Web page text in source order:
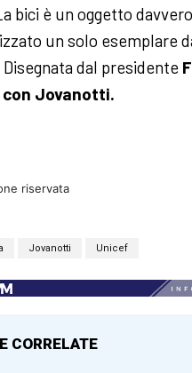
bici è un oggetto
un solo esemplare
dal presidente
Jovanotti.
riservata
Jovanotti Unicef
CORRELATE